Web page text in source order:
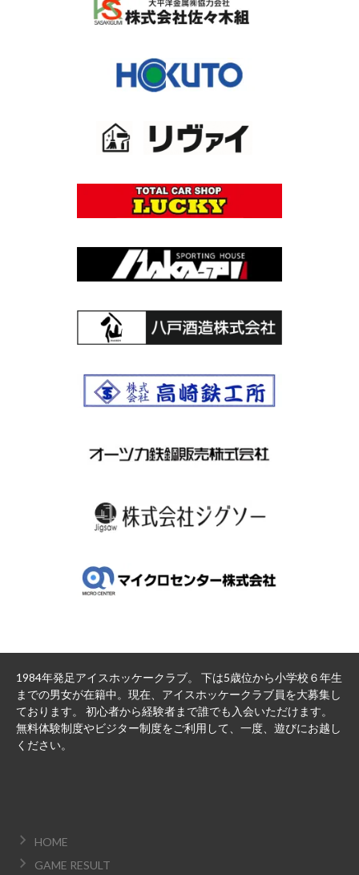
1984年発足アイスホッケークラブ。 下は5歳位から小学校６年生
までの男女が在籍中。現在、アイスホッケークラブ員を大募集し
ております。 初心者から経験者まで誰でも入会いただけます。
無料体験制度やビジター制度をご利用して、一度、遊びにお越し
ください。
HOME
GAME RESULT